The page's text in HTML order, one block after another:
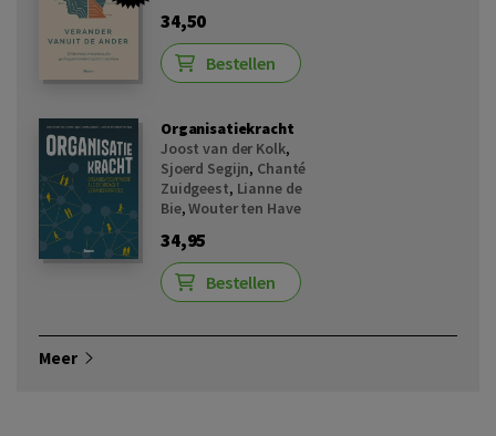
34,50
Bestellen
Organisatiekracht
Joost van der Kolk,
Sjoerd Segijn, Chanté
Zuidgeest, Lianne de
Bie,Wouter ten Have
34,95
Bestellen
Meer